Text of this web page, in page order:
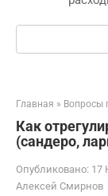
Главная » Вопросы
Как
(сандеро,
Опубликовано: 17
Алексей Смирнов